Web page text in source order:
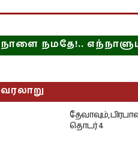
நாளை நமதே!..
வரலாறு
தேவாவும்,
தொடர் 4